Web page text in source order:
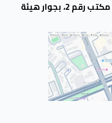
الخامس والعشرون، مكتب رقم 2، بجوار هيئة